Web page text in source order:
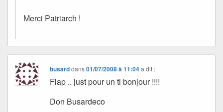
Merci Patriarch !
busarddans01/07/2008 à 11:04 a dit :
Flap .. just pour un ti bonjour !!!!
Don Busardeco